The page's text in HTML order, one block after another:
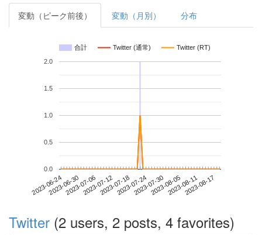
変動（ピーク前後） 変動（月別） 分布
合計 Twitter (通常) Twitter (RT)
2023-06-242023-06-302023-07-062023-07-122023-07-182023-07-242023-07-302023-08-052023-08-112023-08-17
0.0
0.5
1.0
1.5
2.0
Twitter (2 users, 2 posts, 4 favorites)